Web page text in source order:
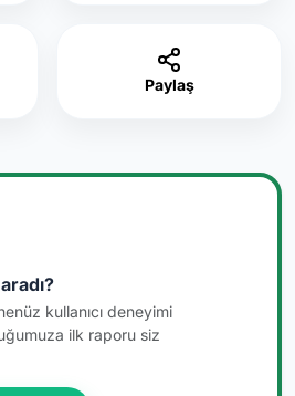
Paylaş
kullanıcı deneyimi
ilk raporu siz